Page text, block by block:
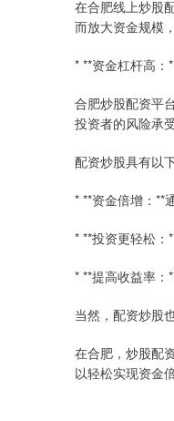
在合肥线上炒股
而放大资金规模
* **资金杠杆高：
合肥炒股配资平
投资者的风险承
配资炒股具有以
* **资金倍增：**
* **投资更轻松：
* **提高收益率：
当然，配资炒股
在合肥，炒股配
以轻松实现资金